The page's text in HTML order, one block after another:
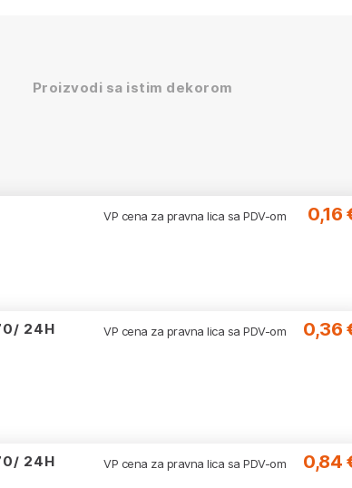
Proizvodi sa istim dekorom
VP cena za pravna lica sa PDV-om 0,16
24H
VP cena za pravna lica sa PDV-om 0,36
24H
VP cena za pravna lica sa PDV-om 0,84